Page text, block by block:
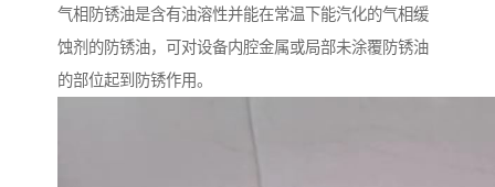
气相防锈油是含有油溶性并能在常温下能汽化的气相缓
蚀剂的防锈油，可对设备内腔金属或局部未涂覆防锈油
的部位起到防锈作用。